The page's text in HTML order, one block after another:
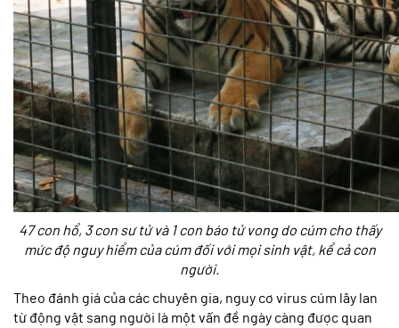
47 con hổ, 3 con sư tử và 1 con báo tử vong do cúm cho thấy
mức độ nguy hiểm của cúm đối với mọi sinh vật, kể cả con
người.
Theo đánh giá của các chuyên gia, nguy cơ virus cúm lây lan
từ động vật sang người là một vấn đề ngày càng được quan